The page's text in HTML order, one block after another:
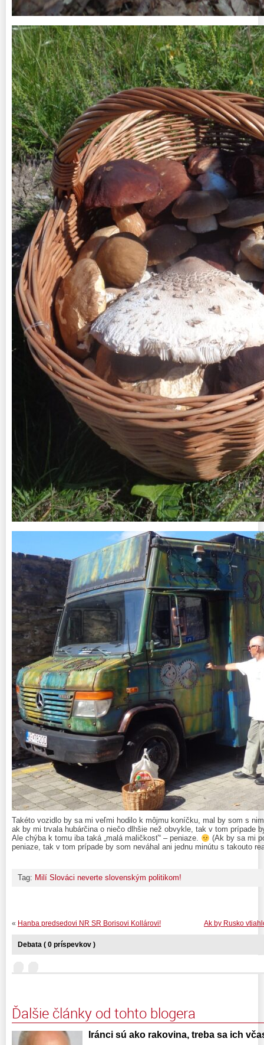
Takéto vozidlo by sa mi veľmi hodilo k môjmu koníčku, mal by som s
ak by mi trvala hubárčina o niečo dlhšie než obvykle, tak v tom prípade
Ale chýba k tomu iba taká „malá maličkosť“ – peniaze.
(Ak by sa mi
peniaze, tak v tom prípade by som neváhal ani jednu minútu s takouto
Tag: Milí Slováci neverte slovenským politikom!
Ak by Rusko
« Hanba predsedovi NR SR Borisovi Kollárovi!
Debata ( 0 príspevkov )
Ďalšie články od tohto blogera
Iránci sú ako rakovina, treba sa ich